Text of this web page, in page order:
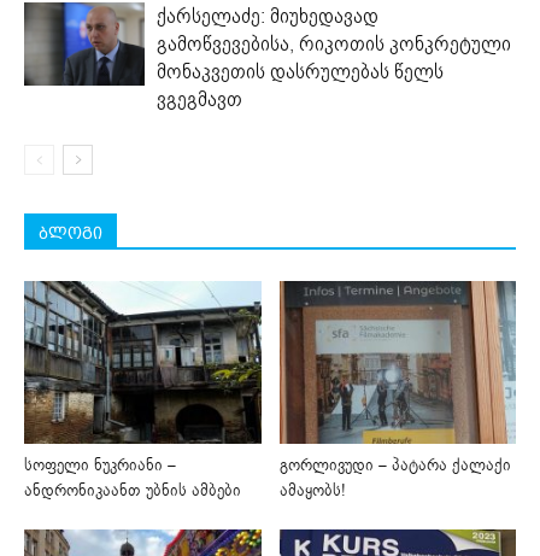
ქარსელაძე: მიუხედავად
გამოწვევებისა, რიკოთის კონკრეტული
მონაკვეთის დასრულებას წელს
ვგეგმავთ
ბლოგი
სოფელი ნუკრიანი –
ანდრონიკაანთ უბნის ამბები
გორლივუდი – პატარა ქალაქი
ამაყობს!